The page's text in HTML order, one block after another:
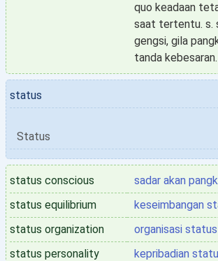
quo keadaan
saat tertentu. s.
gengsi, gila
tanda kebesaran.
status
Status
status conscious
sadar akan
status equilibrium
keseimbangan
status organization
organisasi status
status personality
kepribadian